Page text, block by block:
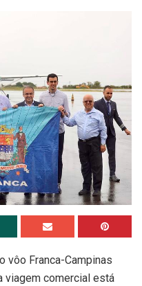
vôo Franca-Campinas
viagem comercial está